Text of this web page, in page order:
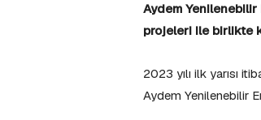
Aydem Yenilenebilir
projeleri ile birlikte
2023 yılı ilk yarısı
Aydem Yenilenebilir